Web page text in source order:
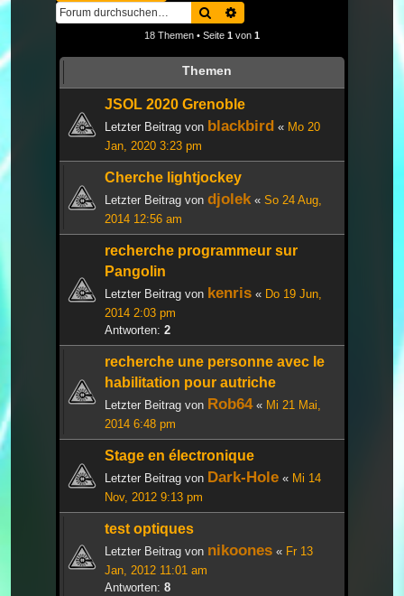
Suche
18 Themen • Seite 1 von 1
Themen
JSOL 2020 Grenoble
Letzter Beitrag von blackbird « Mo 20
Jan, 2020 3:23 pm
Cherche lightjockey
Letzter Beitrag von djolek« So 24 Aug,
2014 12:56 am
recherche programmeur sur
Pangolin
Letzter Beitrag von kenris « Do 19 Jun,
2014 2:03 pm
Antworten: 2
recherche une personne avec le
habilitation pour autriche
Letzter Beitrag von Rob64« Mi 21 Mai,
2014 6:48 pm
Stage en électronique
Letzter Beitrag von Dark-Hole « Mi 14
Nov, 2012 9:13 pm
test optiques
Letzter Beitrag von nikoones « Fr 13
Jan, 2012 11:01 am
Antworten: 8